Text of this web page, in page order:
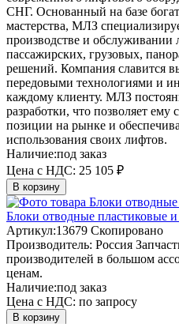
СНГ. Основанный на базе
мастерства, МЛЗ
производстве и обслуживании
пассажирских, грузовых,
решений. Компания славится
передовыми технологиями и
каждому клиенту. МЛЗ
разработки, что позволяет
позиции на рынке и
использования своих лифтов.
Наличие:под заказ
Цена с НДС: 25 105 ₽
В корзину
Блоки отводные пластиковые
Артикул:13679 Скопировано
Производитель: Россия
производителей в большом
ценам.
Наличие:под заказ
Цена с НДС: по запросу
В корзину